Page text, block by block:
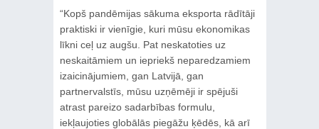
“Kopš pandēmijas sākuma eksporta rādītāji
praktiski ir vienīgie, kuri mūsu ekonomikas
līkni ceļ uz augšu. Pat neskatoties uz
neskaitāmiem un iepriekš neparedzamiem
izaicinājumiem, gan Latvijā, gan
partnervalstīs, mūsu uzņēmēji ir spējuši
atrast pareizo sadarbības formulu,
iekļaujoties globālās piegāžu ķēdēs, kā arī